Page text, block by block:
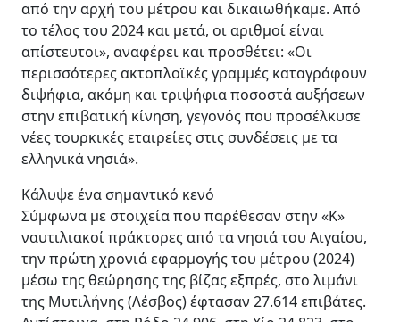
από την αρχή του μέτρου και δικαιωθήκαμε. Από
το τέλος του 2024 και μετά, οι αριθμοί είναι
απίστευτοι», αναφέρει και προσθέτει: «Οι
περισσότερες ακτοπλοϊκές γραμμές καταγράφουν
διψήφια, ακόμη και τριψήφια ποσοστά αυξήσεων
στην επιβατική κίνηση, γεγονός που προσέλκυσε
νέες τουρκικές εταιρείες στις συνδέσεις με τα
ελληνικά νησιά».
Κάλυψε ένα σημαντικό κενό
Σύμφωνα με στοιχεία που παρέθεσαν στην «Κ»
ναυτιλιακοί πράκτορες από τα νησιά του Αιγαίου,
την πρώτη χρονιά εφαρμογής του μέτρου (2024)
μέσω της θεώρησης της βίζας εξπρές, στο λιμάνι
της Μυτιλήνης (Λέσβος) έφτασαν 27.614 επιβάτες.